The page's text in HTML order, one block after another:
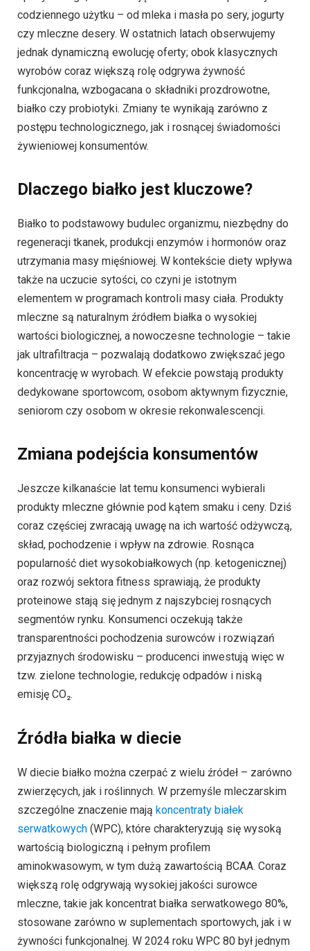
codziennego użytku – od mleka i masła po sery, jogurty
czy mleczne desery. W ostatnich latach obserwujemy
jednak dynamiczną ewolucję oferty; obok klasycznych
wyrobów coraz większą rolę odgrywa żywność
funkcjonalna, wzbogacana o składniki prozdrowotne,
białko czy probiotyki. Zmiany te wynikają zarówno z
postępu technologicznego, jak i rosnącej świadomości
żywieniowej konsumentów.
Dlaczego białko jest kluczowe?
Białko to podstawowy budulec organizmu, niezbędny do
regeneracji tkanek, produkcji enzymów i hormonów oraz
utrzymania masy mięśniowej. W kontekście diety wpływa
także na uczucie sytości, co czyni je istotnym
elementem w programach kontroli masy ciała. Produkty
mleczne są naturalnym źródłem białka o wysokiej
wartości biologicznej, a nowoczesne technologie – takie
jak ultrafiltracja – pozwalają dodatkowo zwiększać jego
koncentrację w wyrobach. W efekcie powstają produkty
dedykowane sportowcom, osobom aktywnym fizycznie,
seniorom czy osobom w okresie rekonwalescencji.
Zmiana podejścia konsumentów
Jeszcze kilkanaście lat temu konsumenci wybierali
produkty mleczne głównie pod kątem smaku i ceny. Dziś
coraz częściej zwracają uwagę na ich wartość odżywczą,
skład, pochodzenie i wpływ na zdrowie. Rosnąca
popularność diet wysokobiałkowych (np. ketogenicznej)
oraz rozwój sektora fitness sprawiają, że produkty
proteinowe stają się jednym z najszybciej rosnących
segmentów rynku. Konsumenci oczekują także
transparentności pochodzenia surowców i rozwiązań
przyjaznych środowisku – producenci inwestują więc w
tzw. zielone technologie, redukcję odpadów i niską
emisję CO₂.
Źródła białka w diecie
W diecie białko można czerpać z wielu źródeł – zarówno
zwierzęcych, jak i roślinnych. W przemyśle mleczarskim
szczególne znaczenie mają koncentraty białek
serwatkowych (WPC), które charakteryzują się wysoką
wartością biologiczną i pełnym profilem
aminokwasowym, w tym dużą zawartością BCAA. Coraz
większą rolę odgrywają wysokiej jakości surowce
mleczne, takie jak koncentrat białka serwatkowego 80%,
stosowane zarówno w suplementach sportowych, jak i w
żywności funkcjonalnej. W 2024 roku WPC 80 był jednym